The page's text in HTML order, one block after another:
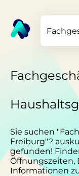
Sie suchen
Freiburg"?
gefunden!
Öffnungszeiten,
Informationen